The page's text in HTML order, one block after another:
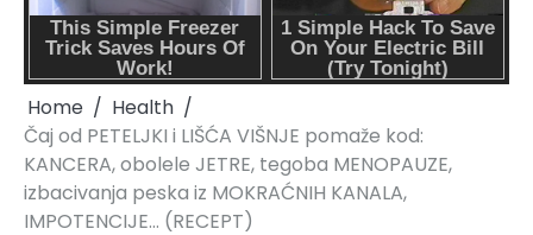
Home
Health
Čaj od PETELJKI i LIŠĆA VIŠNJE pomaže kod:
KANCERA, obolele JETRE, tegoba MENOPAUZE,
izbacivanja peska iz MOKRAĆNIH KANALA,
IMPOTENCIJE… (RECEPT)